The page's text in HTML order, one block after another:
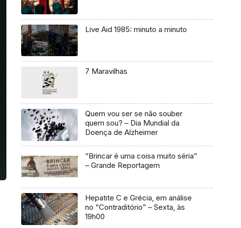
Live Aid 1985: minuto a minuto
7 Maravilhas
Quem vou ser se não souber
quem sou? – Dia Mundial da
Doença de Alzheimer
“Brincar é uma coisa muito séria”
– Grande Reportagem
Hepatite C e Grécia, em análise
no “Contraditório” – Sexta, às
19h00